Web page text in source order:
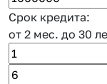
Срок кредита:
от 2 мес. до 30